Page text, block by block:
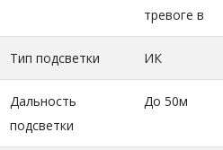
тревоге в
Тип подсветки ИК
Дальность
подсветки
До 50м